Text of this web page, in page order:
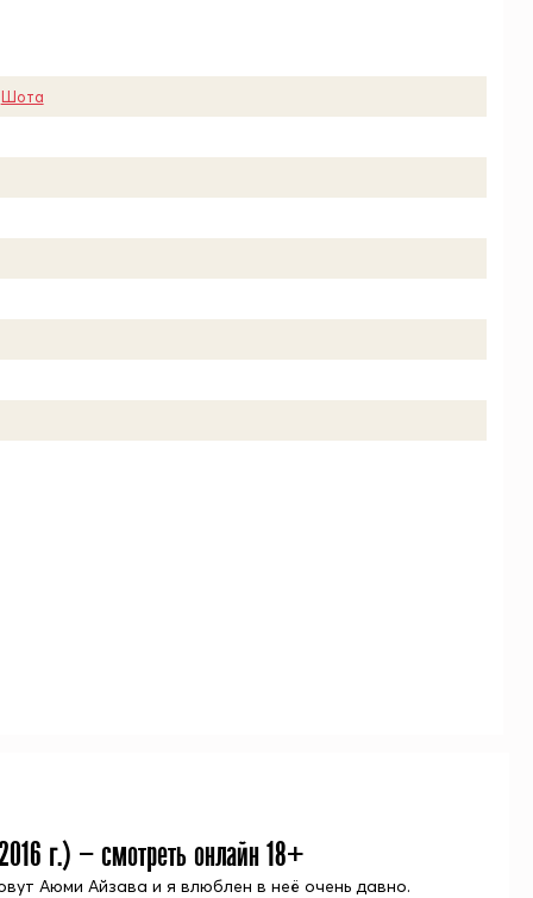
Шота
г.) — смотреть онлайн 18+
Аюми Айзава и я влюблен в неё очень давно.